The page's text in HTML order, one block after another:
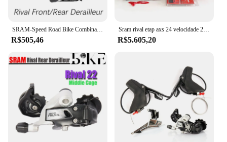
R$505,46
Sram rival etap axs 24 velocidade 2*12 estrada bicicleta frente traseira desviador eletrônico sem fio shift groupset com carregador de bateria
R$5.605,20